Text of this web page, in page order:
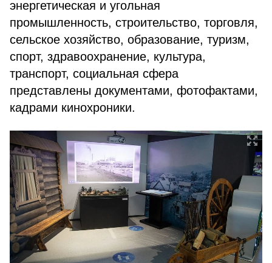
энергетическая и угольная
промышленность, строительство, торговля,
сельское хозяйство, образование, туризм,
спорт, здравоохранение, культура,
транспорт, социальная сфера
представлены документами, фотофактами,
кадрами кинохроники.